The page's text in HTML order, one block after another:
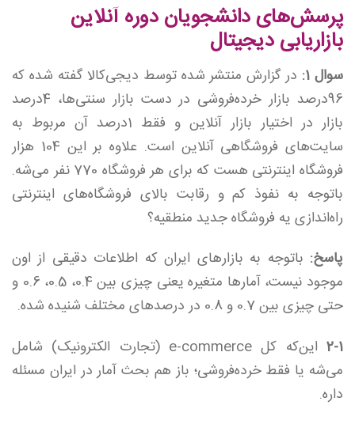
پرسش‌های دانشجویان دوره آنلاین
بازاریابی دیجیتال
سوال 1:
در گزارش منتشر شده توسط دیجی‌کالا گفته‌ شده که
96درصد بازار خرده‌فروشی در دست بازار سنتی‌ها، 4درصد
بازار در اختیار بازار آنلاین و فقط 1درصد آن مربوط به
سایت‌های فروشگاهی آنلاین است. علاوه‌ بر این 104 هزار
فروشگاه اینترنتی هست که برای هر فروشگاه 770 نفر می‌شه.
با‌توجه به نفوذ کم و رقابت بالای فروشگاه‌های اینترنتی
راه‌اندازی یه فروشگاه جدید منطقیه؟
پاسخ: با‌توجه به بازار‌های ایران که اطلاعات دقیقی از اون
موجود نیست، آمار‌ها متغیره یعنی چیزی بین 0.4، 0.5، 0.6 و
حتی چیزی بین 0.7 و 0.8 در درصد‌های مختلف شنیده شده.
2-1
این‌که کل e-commerce (تجارت الکترونیک) شامل
می‌شه یا فقط خرده‌فروشی؛ باز ‌هم بحث آمار در ایران مسئله
داره.